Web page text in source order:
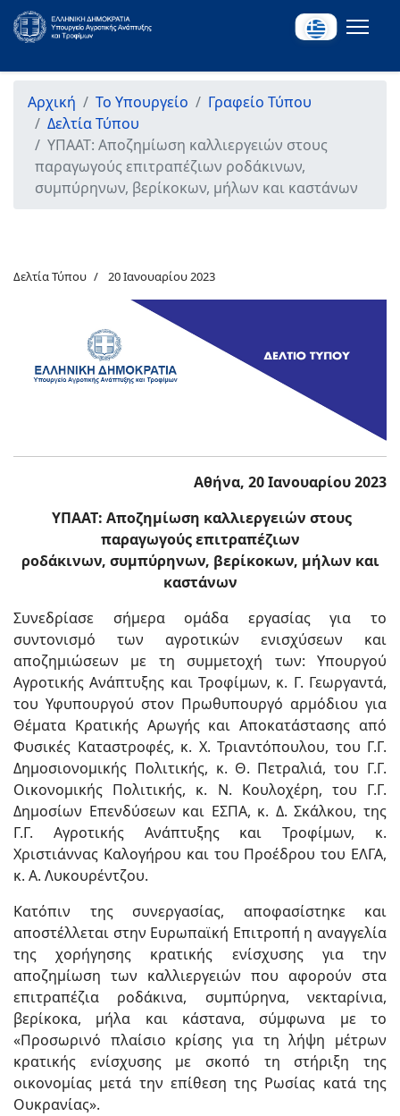
Αρχική Το Υπουργείο
Γραφείο Τύπου
Δελτία Τύπου
ΥΠΑΑΤ: Αποζημίωση καλλιεργειών στους
παραγωγούς επιτραπέζιων ροδάκινων,
συμπύρηνων, βερίκοκων, μήλων και καστάνων
Δελτία Τύπου 20 Ιανουαρίου 2023
Αθήνα, 20 Ιανουαρίου 2023
ΥΠΑΑΤ: Αποζημίωση καλλιεργειών στους
παραγωγούς επιτραπέζιων
ροδάκινων, συμπύρηνων, βερίκοκων, μήλων και
καστάνων
Συνεδρίασε σήμερα ομάδα εργασίας για το
συντονισμό των αγροτικών ενισχύσεων και
αποζημιώσεων με τη συμμετοχή των: Υπουργού
Αγροτικής Ανάπτυξης και Τροφίμων, κ. Γ. Γεωργαντά,
του Υφυπουργού στον Πρωθυπουργό αρμόδιου για
Θέματα Κρατικής Αρωγής και Αποκατάστασης από
Φυσικές Καταστροφές, κ. Χ. Τριαντόπουλου, του Γ.Γ.
Δημοσιονομικής Πολιτικής, κ. Θ. Πετραλιά, του Γ.Γ.
Οικονομικής Πολιτικής, κ. Ν. Κουλοχέρη, του Γ.Γ.
Δημοσίων Επενδύσεων και ΕΣΠΑ, κ. Δ. Σκάλκου, της
Γ.Γ. Αγροτικής Ανάπτυξης και Τροφίμων, κ.
Χριστιάννας Καλογήρου και του Προέδρου του ΕΛΓΑ,
κ. Α. Λυκουρέντζου.
Κατόπιν της συνεργασίας, αποφασίστηκε και
αποστέλλεται στην Ευρωπαϊκή Επιτροπή η αναγγελία
της χορήγησης κρατικής ενίσχυσης για την
αποζημίωση των καλλιεργειών που αφορούν στα
επιτραπέζια ροδάκινα, συμπύρηνα, νεκταρίνια,
βερίκοκα, μήλα και κάστανα, σύμφωνα με το
«Προσωρινό πλαίσιο κρίσης για τη λήψη μέτρων
κρατικής ενίσχυσης με σκοπό τη στήριξη της
οικονομίας μετά την επίθεση της Ρωσίας κατά της
Ουκρανίας».